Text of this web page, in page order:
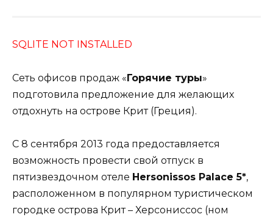
SQLITE NOT INSTALLED
Сеть офисов продаж «Горячие туры»
подготовила предложение для желающих
отдохнуть на острове Крит (Греция).
С 8 сентября 2013 года предоставляется
возможность провести свой отпуск в
пятизвездочном отеле Hersonissos Palace 5*,
расположенном в популярном туристическом
городке острова Крит– Херсониссос (ном